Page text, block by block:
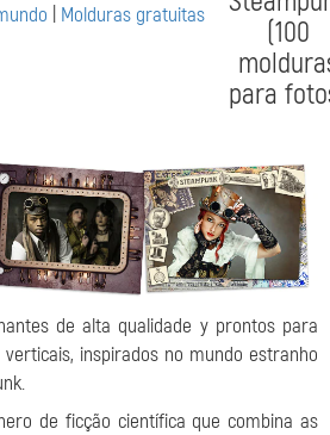
Molduras gratuitas
(100
para
de alta qualidade y prontos para
inspirados no mundo estranho
de ficção científica que combina as